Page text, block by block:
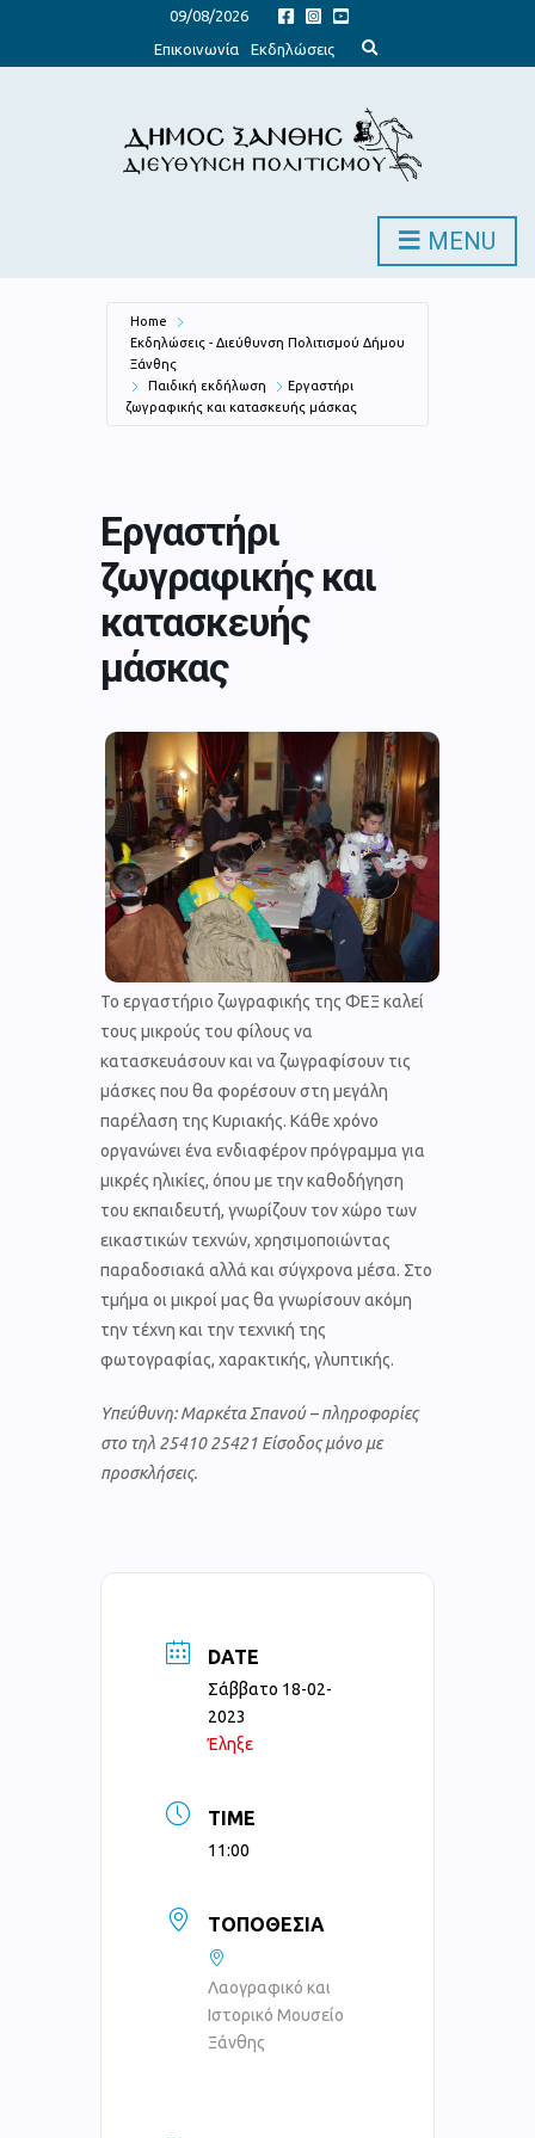
09/08/2026
Επικοινωνία
Εκδηλώσεις
x
d
s
e
c
o
MENU
Home
Εκδηλώσεις - Διεύθυνση Πολιτισμού Δήμου
Ξάνθης
Παιδική εκδήλωση
Εργαστήρι
ζωγραφικής και κατασκευής μάσκας
Εργαστήρι
ζωγραφικής και
κατασκευής
μάσκας
Το εργαστήριο ζωγραφικής της ΦΕΞ καλεί
τους μικρούς του φίλους να
κατασκευάσουν και να ζωγραφίσουν τις
μάσκες που θα φορέσουν στη μεγάλη
παρέλαση της Κυριακής. Κάθε χρόνο
οργανώνει ένα ενδιαφέρον πρόγραμμα για
μικρές ηλικίες, όπου με την καθοδήγηση
του εκπαιδευτή, γνωρίζουν τον χώρο των
εικαστικών τεχνών, χρησιμοποιώντας
παραδοσιακά αλλά και σύγχρονα μέσα. Στο
τμήμα οι μικροί μας θα γνωρίσουν ακόμη
την τέχνη και την τεχνική της
φωτογραφίας, χαρακτικής, γλυπτικής.
Υπεύθυνη:Μαρκέτα Σπανού – πληροφορίες
στο τηλ 25410 25421 Είσοδος μόνο με
προσκλήσεις.
DATE
Σάββατο 18-02-
2023
Έληξε
TIME
11:00
ΤΟΠΟΘΕΣΊΑ
Λαογραφικό και
Ιστορικό Μουσείο
Ξάνθης